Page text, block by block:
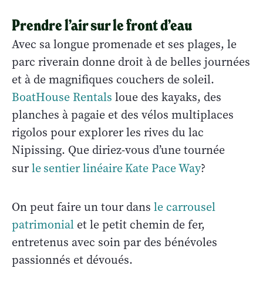
Prendre l’air sur le front d’eau
Avec sa longue promenade et ses plages, le
parc riverain donne droit à de belles journées
et à de magnifiques couchers de soleil.
BoatHouse Rentals loue des kayaks, des
planches à pagaie et des vélos multiplaces
rigolos pour explorer les rives du lac
Nipissing. Que diriez-vous d’une tournée
surlesentier linéaireKate Pace Way?
On peut faire un tour dans le carrousel
patrimonial et le petit chemin de fer,
entretenus avec soin par des bénévoles
passionnés et dévoués.